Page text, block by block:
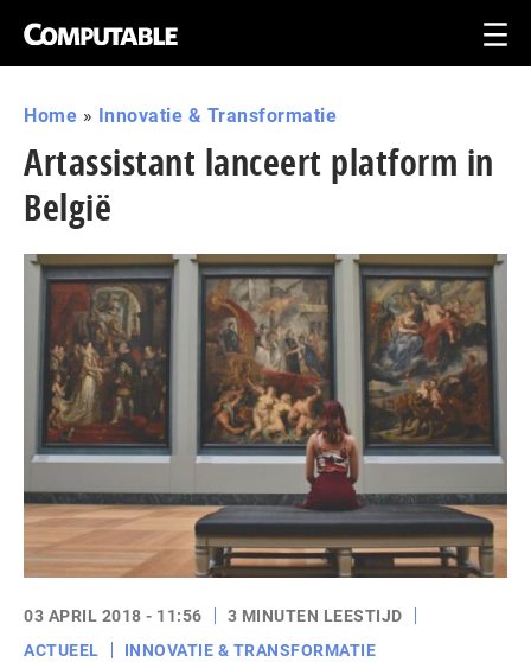
Home » Innovatie & Transformatie
Artassistant lanceert platform in
België
03 APRIL 2018 - 11:56
3 MINUTEN LEESTIJD
ACTUEEL
INNOVATIE & TRANSFORMATIE